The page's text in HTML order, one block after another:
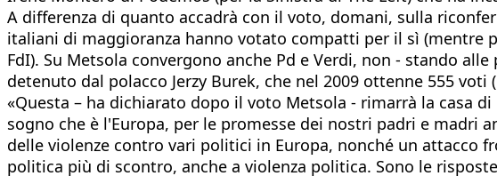
A differenza di quanto accadrà con il voto, domani, sulla
italiani di maggioranza hanno votato compatti per il sì (mentre
FdI). Su Metsola convergono anche Pd e Verdi, non - stando
detenuto dal polacco Jerzy Burek, che nel 2009 ottenne 555 voti
«Questa – ha dichiarato dopo il voto Metsola - rimarrà la casa
sogno che è l'Europa, per le promesse dei nostri padri e madri
delle violenze contro vari politici in Europa, nonché un attacco
politica più di scontro, anche a violenza politica. Sono le